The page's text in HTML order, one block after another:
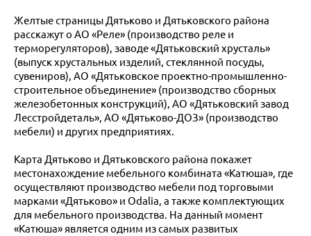
Желтые страницы Дятьково и Дятьковского района
расскажут о АО «Реле» (производство реле и
терморегуляторов), заводе «Дятьковский хрусталь»
(выпуск хрустальных изделий, стеклянной посуды,
сувениров), АО «Дятьковское проектно-промышленно-
строительное объединение» (производство сборных
железобетонных конструкций), АО «Дятьковский завод
Лесстройдеталь», АО «Дятьково-ДОЗ» (производство
мебели) и других предприятиях.
Карта Дятьково и Дятьковского района покажет
местонахождение мебельного комбината «Катюша», где
осуществляют производство мебели под торговыми
марками «Дятьково» и Odalia, а также комплектующих
для мебельного производства. На данный момент
«Катюша» является одним из самых развитых